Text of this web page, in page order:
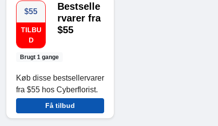
$55
TILBU
D
Brugt 1 gange
Bestselle
rvarer fra
$55
Køb disse bestsellervarer
fra $55 hos Cyberflorist.
Få tilbud